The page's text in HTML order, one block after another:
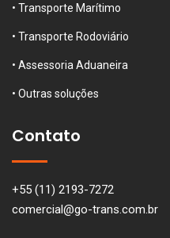
• Transporte Marítimo
• Transporte Rodoviário
• Assessoria Aduaneira
• Outras soluções
Contato
+55 (11) 2193-7272
comercial@go-trans.com.br